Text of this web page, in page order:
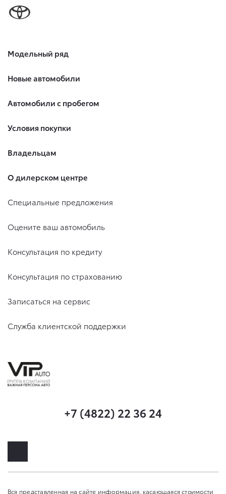
Модельный ряд
Новые автомобили
Автомобили с пробегом
Условия покупки
Владельцам
О дилерском центре
Специальные предложения
Оцените ваш автомобиль
Консультация по кредиту
Консультация по страхованию
Записаться на сервис
Служба клиентской поддержки
+7 (4822) 22 36 24
Вся представленная на сайте информация, касающаяся стоимости